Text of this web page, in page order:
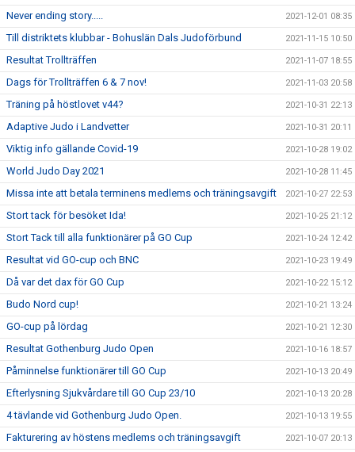
Never ending story..... 2021-12-01 08:35
Till distriktets klubbar - Bohuslän Dals Judoförbund 2021-11-15 10:50
Resultat Trollträffen 2021-11-07 18:55
Dags för Trollträffen 6 & 7 nov! 2021-11-03 20:58
Träning på höstlovet v44? 2021-10-31 22:13
Adaptive Judo i Landvetter 2021-10-31 20:11
Viktig info gällande Covid-19 2021-10-28 19:02
World Judo Day 2021 2021-10-28 11:45
Missa inte att betala terminens medlems och träningsavgift 2021-10-27 22:53
Stort tack för besöket Ida! 2021-10-25 21:12
Stort Tack till alla funktionärer på GO Cup 2021-10-24 12:42
Resultat vid GO-cup och BNC 2021-10-23 19:49
Då var det dax för GO Cup 2021-10-22 15:12
Budo Nord cup! 2021-10-21 13:24
GO-cup på lördag 2021-10-21 12:30
Resultat Gothenburg Judo Open 2021-10-16 18:57
Påminnelse funktionärer till GO Cup 2021-10-13 20:49
Efterlysning Sjukvårdare till GO Cup 23/10 2021-10-13 20:28
4 tävlande vid Gothenburg Judo Open. 2021-10-13 19:55
Fakturering av höstens medlems och träningsavgift 2021-10-07 20:13